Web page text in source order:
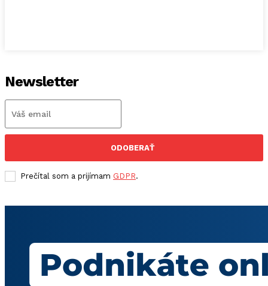
Newsletter
ODOBERAŤ
Prečítal som a prijímam GDPR.